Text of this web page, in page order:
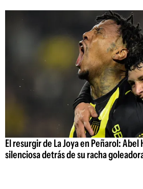
El resurgir de La Joya en Peñarol:
silenciosa detrás de su racha